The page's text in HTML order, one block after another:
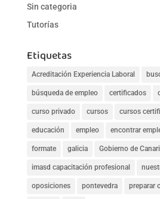
Sin categoria
Tutorías
Etiquetas
Acreditación Experiencia Laboral
búsqueda de empleo certificados
curso privado cursos cursos
educación empleo encontrar
formate galicia Gobierno de
imasd capacitación profesional
oposiciones pontevedra preparar